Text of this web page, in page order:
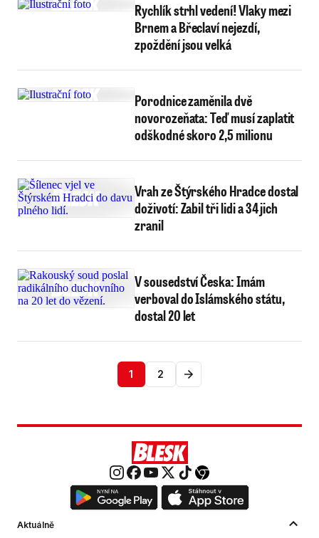
Rychlík strhl vedení! Vlaky mezi
Brnem a Břeclaví nejezdí,
zpoždění jsou velká
Porodnice zaměnila dvě
novorozeňata: Teď musí zaplatit
odškodné skoro 2,5 milionu
Vrah ze Štýrského Hradce dostal
doživotí: Zabil tři lidi a 34 jich
zranil
V sousedství Česka: Imám
verboval do Islámského státu,
dostal 20 let
1 2
Aktuálně